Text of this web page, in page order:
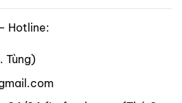
Hotline:
Tùng)